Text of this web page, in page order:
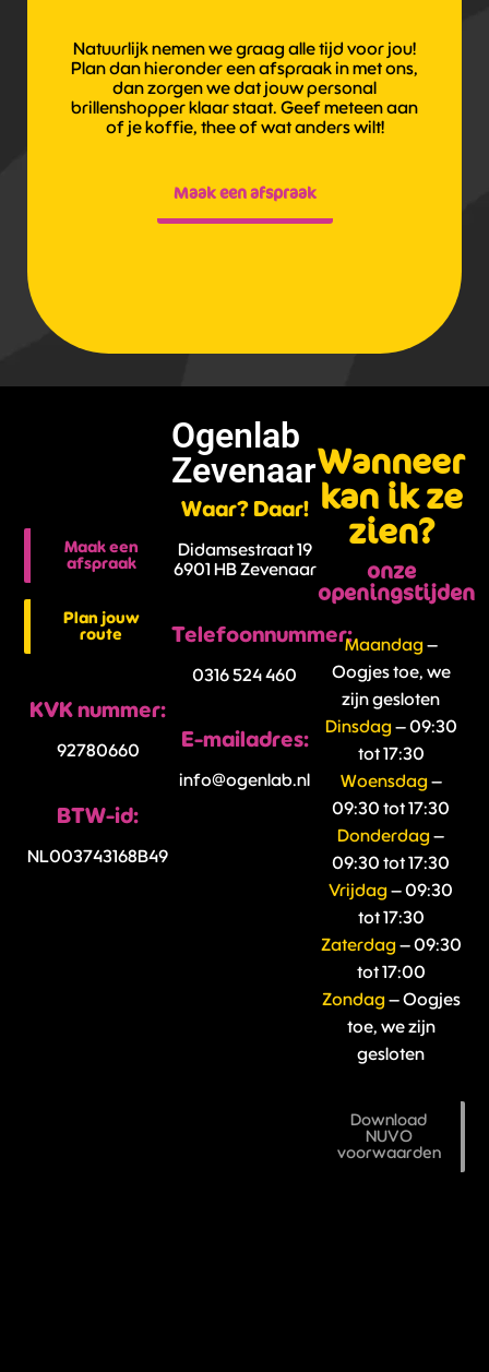
Natuurlijk nemen we graag alle tijd voor jou!
Plan dan hieronder een afspraak in met ons,
dan zorgen we dat jouw personal
brillenshopper klaar staat. Geef meteen aan
of je koffie, thee of wat anders wilt!
Maak een afspraak
Ogenlab
Zevenaar
Waar? Daar!
Didamsestraat 19
6901 HB Zevenaar
Telefoonnummer:
0316 524 460
E-mailadres:
info@ogenlab.nl
Maak een
afspraak
Plan jouw
route
KVK nummer:
92780660
BTW-id:
NL003743168B49
Wanneer
kan ik ze
zien?
onze
openingstijden
Maandag –
Oogjes toe, we
zijn gesloten
Dinsdag – 09:30
tot 17:30
Woensdag –
09:30 tot 17:30
Donderdag–
09:30 tot 17:30
Vrijdag– 09:30
tot 17:30
Zaterdag – 09:30
tot 17:00
Zondag – Oogjes
toe, we zijn
gesloten
Download
NUVO
voorwaarden